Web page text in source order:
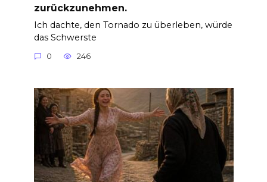
zurückzunehmen.
Ich dachte, den Tornado zu überleben, würde
das Schwerste
0 246